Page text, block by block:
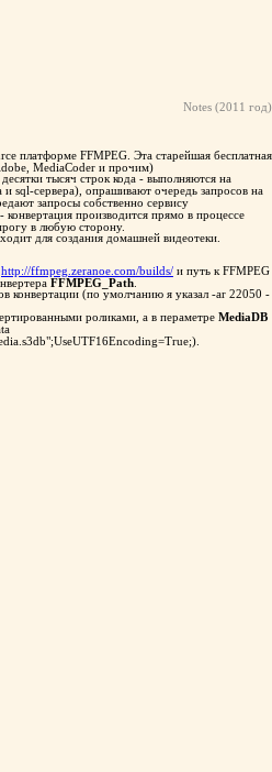
Notes (2011 год)
платформе FFMPEG. Эта старейшая бесплатная
MediaCoder и прочим)
тысяч строк кода - выполняются на
sql-сервера), опрашивают очередь запросов на
запросы собственно сервису
производится прямо в процессе
в любую сторону.
для создания домашней видеотеки.
http://ffmpeg.zeranoe.com/builds/ и путь к FFMPEG
FFMPEG_Path
конвертации (по умолчанию я указал -ar 22050 -
роликами, а в пераметре MediaDB